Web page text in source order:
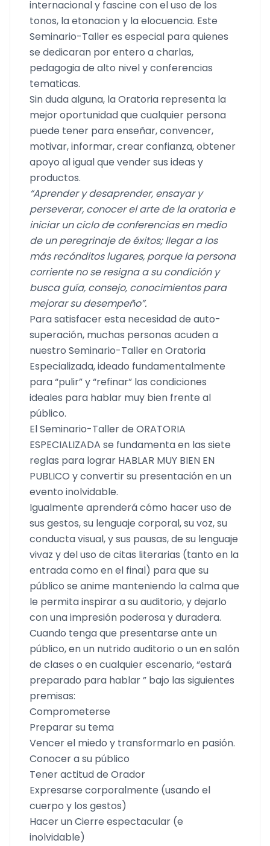
internacional y fascine con el uso de los
tonos, la etonacion y la elocuencia. Este
Seminario-Taller es especial para quienes
se dedicaran por entero a charlas,
pedagogia de alto nivel y conferencias
tematicas.
Sin duda alguna, la Oratoria representa la
mejor oportunidad que cualquier persona
puede tener para enseñar, convencer,
motivar, informar, crear confianza, obtener
apoyo al igual que vender sus ideas y
productos.
“Aprender y desaprender, ensayar y
perseverar, conocer el arte de la oratoria e
iniciar un ciclo de conferencias en medio
de un peregrinaje de éxitos; llegar a los
más recónditos lugares, porque la persona
corriente no se resigna a su condición y
busca guía, consejo, conocimientos para
mejorar su desempeño”.
Para satisfacer esta necesidad de auto-
superación, muchas personas acuden a
nuestro Seminario-Taller en Oratoria
Especializada, ideado fundamentalmente
para “pulir” y “refinar” las condiciones
ideales para hablar muy bien frente al
público.
El Seminario-Taller de ORATORIA
ESPECIALIZADA se fundamenta en las siete
reglas para lograr HABLAR MUY BIEN EN
PUBLICO y convertir su presentación en un
evento inolvidable.
Igualmente aprenderá cómo hacer uso de
sus gestos, su lenguaje corporal, su voz, su
conducta visual, y sus pausas, de su lenguaje
vivaz y del uso de citas literarias (tanto en la
entrada como en el final) para que su
público se anime manteniendo la calma que
le permita inspirar a su auditorio, y dejarlo
con una impresión poderosa y duradera.
Cuando tenga que presentarse ante un
público, en un nutrido auditorio o un en salón
de clases o en cualquier escenario, “estará
preparado para hablar ” bajo las siguientes
premisas:
Comprometerse
Preparar su tema
Vencer el miedo y transformarlo en pasión.
Conocer a su público
Tener actitud de Orador
Expresarse corporalmente (usando el
cuerpo y los gestos)
Hacer un Cierre espectacular (e
inolvidable)